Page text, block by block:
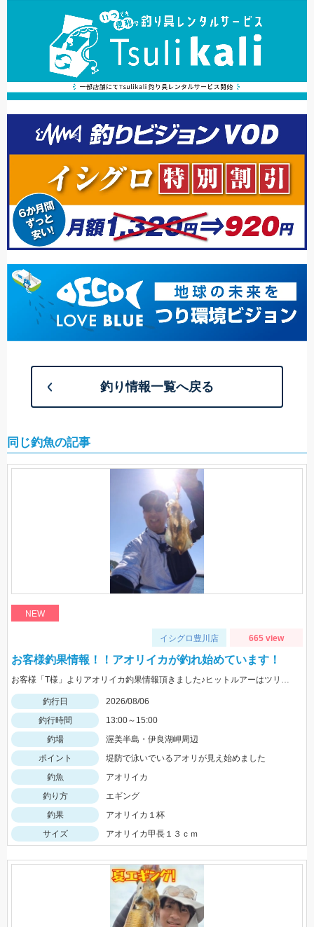
釣り情報一覧へ戻る
同じ釣魚の記事
NEW
イシグロ豊川店 665 view
お客様釣果情報！！アオリイカが釣れ始めています！
お客様「T様」よりアオリイカ釣果情報頂きました♪ヒットルアーはツリノTHEエギの２．５サイズ。5杯ほど泳いでいるイカも目撃、バラシもあったそうです。今後は三河湾内にもどんどん入ってきそうですね！
釣行日
2026/08/06
釣行時間
13:00～15:00
釣場
渥美半島・伊良湖岬周辺
ポイント
堤防で泳いでいるアオリが見え始めました
釣魚
アオリイカ
釣り方
エギング
釣果
アオリイカ１杯
サイズ
アオリイカ甲長１３ｃｍ